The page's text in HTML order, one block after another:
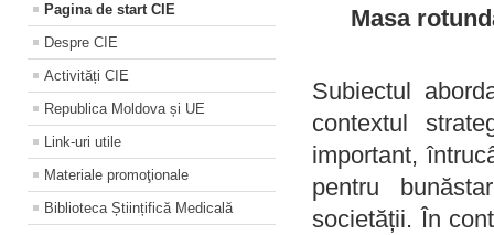
Pagina de start CIE
Despre CIE
Activități CIE
Republica Moldova și UE
Link-uri utile
Materiale promoţionale
Biblioteca Științifică Medicală
Masa
Subiectul
contextul
important,
pentru
societății. În